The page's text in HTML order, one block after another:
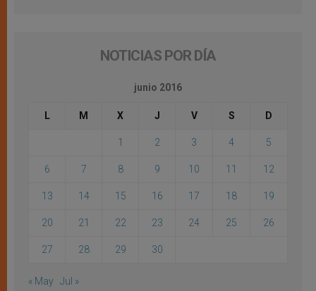
NOTICIAS POR DÍA
junio 2016
L M X J V S D
1 2 3 4 5
6 7 8 9 10 11 12
13 14 15 16 17 18 19
20 21 22 23 24 25 26
27 28 29 30
« May Jul »